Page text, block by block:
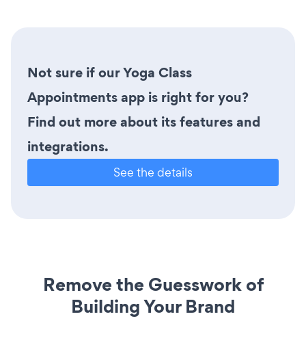
Not sure if our Yoga Class
Appointments app is right for you?
Find out more about its features and
integrations.
See the details
Remove the Guesswork of
Building Your Brand